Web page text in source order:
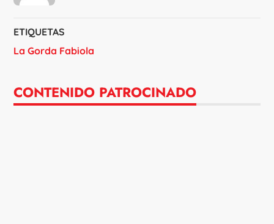
ETIQUETAS
La Gorda Fabiola
CONTENIDO PATROCINADO